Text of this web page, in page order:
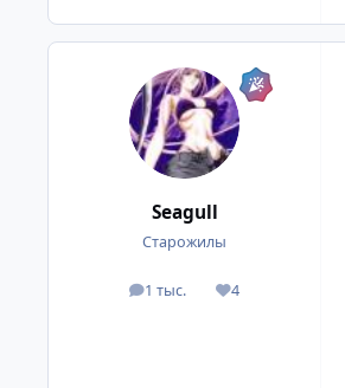
Seagull
Старожилы
1 тыс.
посты 4
Репутация